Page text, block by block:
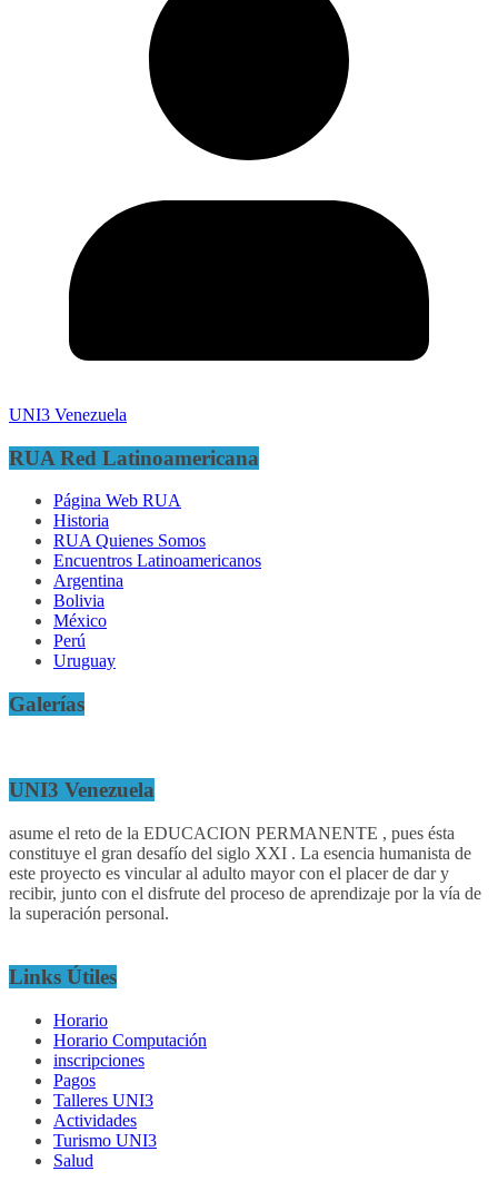
UNI3 Venezuela
RUA Red Latinoamericana
Página Web RUA
Historia
RUA Quienes Somos
Encuentros Latinoamericanos
Argentina
Bolivia
México
Perú
Uruguay
Galerías
UNI3 Venezuela
asume el reto de la EDUCACION PERMANENTE , pues ésta
constituye el gran desafío del siglo XXI . La esencia humanista de
este proyecto es vincular al adulto mayor con el placer de dar y
recibir, junto con el disfrute del proceso de aprendizaje por la vía de
la superación personal.
Links Útiles
Horario
Horario Computación
inscripciones
Pagos
Talleres UNI3
Actividades
Turismo UNI3
Salud